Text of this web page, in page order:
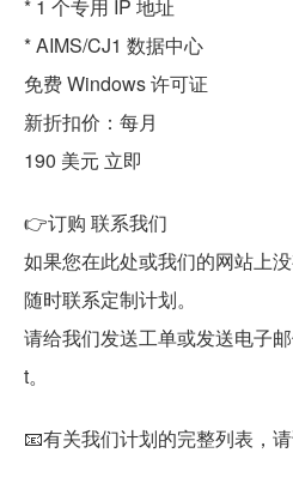
* 1 个专用 IP 地址
* AIMS/CJ1 数据中心
免费 Windows 许可证
新折扣价：每月
190 美元 立即
👉订购 联系我们
如果您在此处或我们的网站上
随时联系定制计划。
请给我们发送工单或发送电子
t。
📧有关我们计划的完整列表，请